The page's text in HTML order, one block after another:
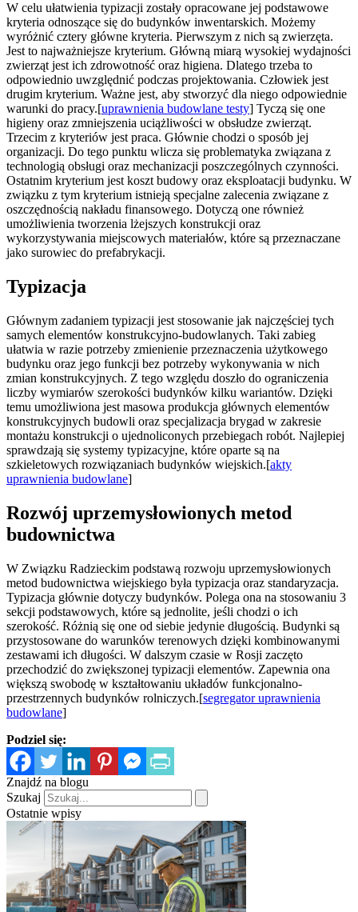
W celu ułatwienia typizacji zostały opracowane jej podstawowe
kryteria odnoszące się do budynków inwentarskich. Możemy
wyróżnić cztery główne kryteria. Pierwszym z nich są zwierzęta.
Jest to najważniejsze kryterium. Główną miarą wysokiej wydajności
zwierząt jest ich zdrowotność oraz higiena. Dlatego trzeba to
odpowiednio uwzględnić podczas projektowania. Człowiek jest
drugim kryterium. Ważne jest, aby stworzyć dla niego odpowiednie
warunki do pracy.[uprawnienia budowlane testy] Tyczą się one
higieny oraz zmniejszenia uciążliwości w obsłudze zwierząt.
Trzecim z kryteriów jest praca. Głównie chodzi o sposób jej
organizacji. Do tego punktu wlicza się problematyka związana z
technologią obsługi oraz mechanizacji poszczególnych czynności.
Ostatnim kryterium jest koszt budowy oraz eksploatacji budynku. W
związku z tym kryterium istnieją specjalne zalecenia związane z
oszczędnością nakładu finansowego. Dotyczą one również
umożliwienia tworzenia lżejszych konstrukcji oraz
wykorzystywania miejscowych materiałów, które są przeznaczane
jako surowiec do prefabrykacji.
Typizacja
Głównym zadaniem typizacji jest stosowanie jak najczęściej tych
samych elementów konstrukcyjno-budowlanych. Taki zabieg
ułatwia w razie potrzeby zmienienie przeznaczenia użytkowego
budynku oraz jego funkcji bez potrzeby wykonywania w nich
zmian konstrukcyjnych. Z tego względu doszło do ograniczenia
liczby wymiarów szerokości budynków kilku wariantów. Dzięki
temu umożliwiona jest masowa produkcja głównych elementów
konstrukcyjnych budowli oraz specjalizacja brygad w zakresie
montażu konstrukcji o ujednoliconych przebiegach robót. Najlepiej
sprawdzają się systemy typizacyjne, które oparte są na
szkieletowych rozwiązaniach budynków wiejskich.[akty
uprawnienia budowlane]
Rozwój uprzemysłowionych metod
budownictwa
W Związku Radzieckim podstawą rozwoju uprzemysłowionych
metod budownictwa wiejskiego była typizacja oraz standaryzacja.
Typizacja głównie dotyczy budynków. Polega ona na stosowaniu 3
sekcji podstawowych, które są jednolite, jeśli chodzi o ich
szerokość. Różnią się one od siebie jedynie długością. Budynki są
przystosowane do warunków terenowych dzięki kombinowanymi
zestawami ich długości. W dalszym czasie w Rosji zaczęto
przechodzić do zwiększonej typizacji elementów. Zapewnia ona
większą swobodę w kształtowaniu układów funkcjonalno-
przestrzennych budynków rolniczych.[segregator uprawnienia
budowlane]
Podziel się:
Znajdź na blogu
Szukaj
Ostatnie wpisy